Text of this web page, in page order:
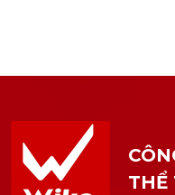
THỂ